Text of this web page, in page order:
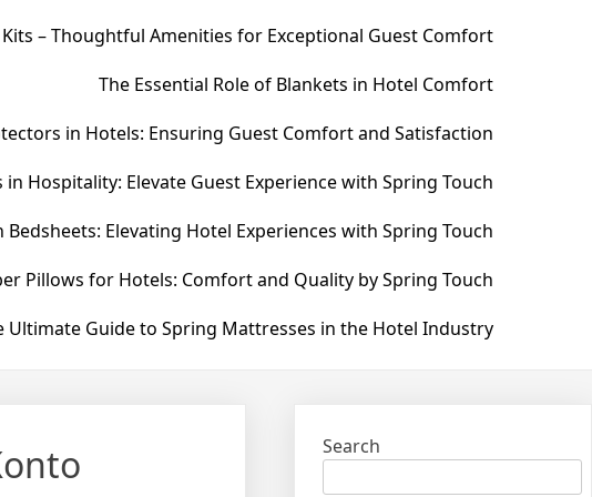
– Thoughtful Amenities for Exceptional Guest Comfort
The Essential Role of Blankets in Hotel Comfort
in Hotels: Ensuring Guest Comfort and Satisfaction
Hospitality: Elevate Guest Experience with Spring Touch
Elevating Hotel Experiences with Spring Touch
Pillows for Hotels: Comfort and Quality by Spring Touch
Ultimate Guide to Spring Mattresses in the Hotel Industry
Search